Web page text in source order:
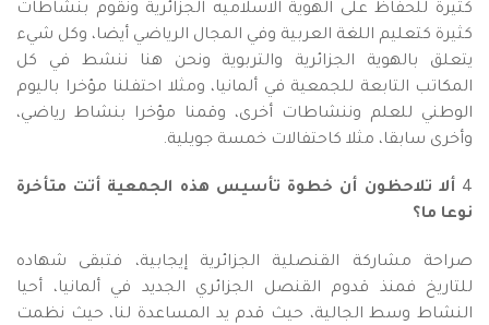
كثيرة للحفاظ على الهوية الاسلاميه الجزائرية ونقوم بنشاطات
كثيرة كتعليم اللغة العربية وفي المجال الرياضي أيضا، وكل شيء
يتعلق بالهوية الجزائرية والتربوية ونحن هنا ننشط في كل
المكاتب التابعة للجمعية في ألمانيا، ومثلا احتفلنا مؤخرا باليوم
الوطني للعلم وننشاطات أخرى، وقمنا مؤخرا بنشاط رياضي،
وأخرى سابقا، مثلا كاحتفالات خمسة جويلية.
4 ألا تلاحظون أن خطوة تأسيس هذه الجمعية أتت متأخرة
نوعا ما؟
صراحة مشاركة القنصلية الجزائرية إيجابية، فتبقى شهاده
للتاريخ فمنذ قدوم القنصل الجزائري الجديد في ألمانيا، أحيا
النشاط وسط الجالية، حيث قدم يد المساعدة لنا، حيث نظمت